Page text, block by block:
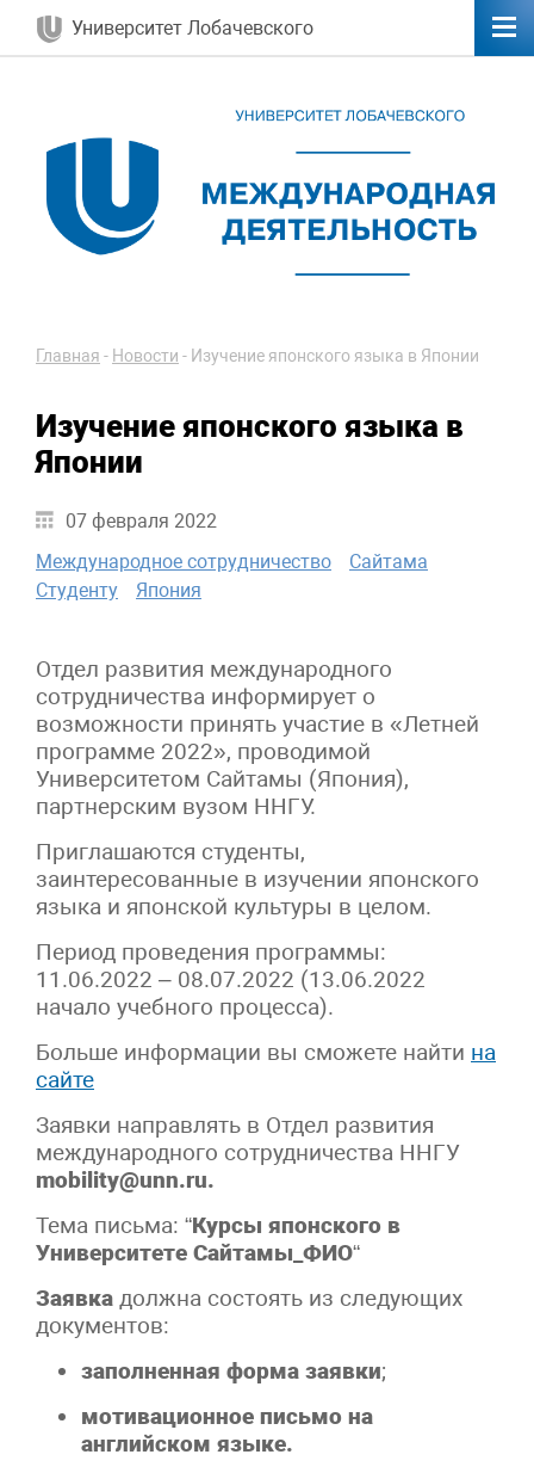
Университет Лобачевского
Главная - Новости - Изучение японского языка в Японии
Изучение японского языка в
Японии
07 февраля 2022
Международное сотрудничество
Сайтама
Студенту
Япония
Отдел развития международного
сотрудничества информирует о
возможности принять участие в «Летней
программе 2022», проводимой
Университетом Сайтамы (Япония),
партнерским вузом ННГУ.
Приглашаются студенты,
заинтересованные в изучении японского
языка и японской культуры в целом.
Период проведения программы:
11.06.2022 – 08.07.2022 (13.06.2022
начало учебного процесса).
Больше информации вы сможете найти на
сайте
Заявки направлять в Отдел развития
международного сотрудничества ННГУ
mobility@unn.ru.
Тема письма: “Курсы японского в
Университете Сайтамы_ФИО“
Заявка должна состоять из следующих
документов:
заполненная форма заявки;
мотивационное письмо на
английском языке.